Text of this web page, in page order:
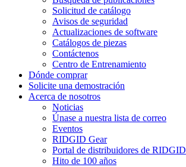
Solicitud de catálogo
Avisos de seguridad
Actualizaciones de software
Catálogos de piezas
Contáctenos
Centro de Entrenamiento
Dónde comprar
Solicite una demostración
Acerca de nosotros
Noticias
Únase a nuestra lista de correo
Eventos
RIDGID Gear
Portal de distribuidores de RIDGID
Hito de 100 años